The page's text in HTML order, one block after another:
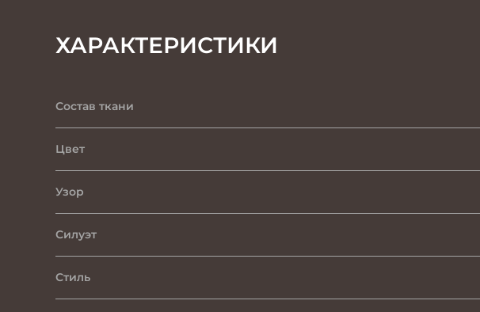
ХАРАКТЕРИСТИКИ
Состав ткани
Цвет
Узор
Силуэт
Стиль